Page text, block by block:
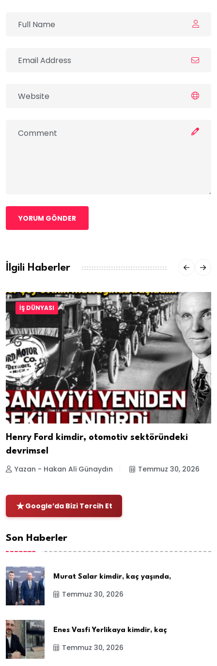
YORUM GÖNDER
İlgili Haberler
İŞ DÜNYASI
Henry Ford kimdir, otomotiv sektöründeki
devrimsel
Yazan - Hakan Ali Günaydın Temmuz 30, 2026
Google’da Bizi Tercih Et
Son Haberler
Murat Salar kimdir, kaç yaşında,
Temmuz 30, 2026
Enes Vasfi Yerlikaya kimdir, kaç
Temmuz 30, 2026